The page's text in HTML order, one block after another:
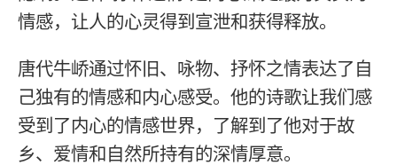
情感，让人的心灵得到宣泄和获得释放。
唐代牛峤通过怀旧、咏物、抒怀之情表达了自
己独有的情感和内心感受。他的诗歌让我们感
受到了内心的情感世界，了解到了他对于故
乡、爱情和自然所持有的深情厚意。